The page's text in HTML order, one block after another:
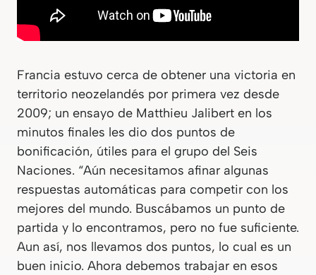
Francia estuvo cerca de obtener una victoria en
territorio neozelandés por primera vez desde
2009; un ensayo de Matthieu Jalibert en los
minutos finales les dio dos puntos de
bonificación, útiles para el grupo del Seis
Naciones. “Aún necesitamos afinar algunas
respuestas automáticas para competir con los
mejores del mundo. Buscábamos un punto de
partida y lo encontramos, pero no fue suficiente.
Aun así, nos llevamos dos puntos, lo cual es un
buen inicio. Ahora debemos trabajar en esos